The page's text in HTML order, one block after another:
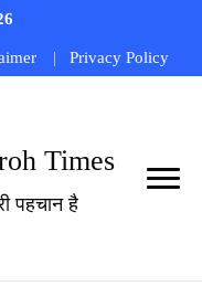
Privacy Policy
Times
पहचान है